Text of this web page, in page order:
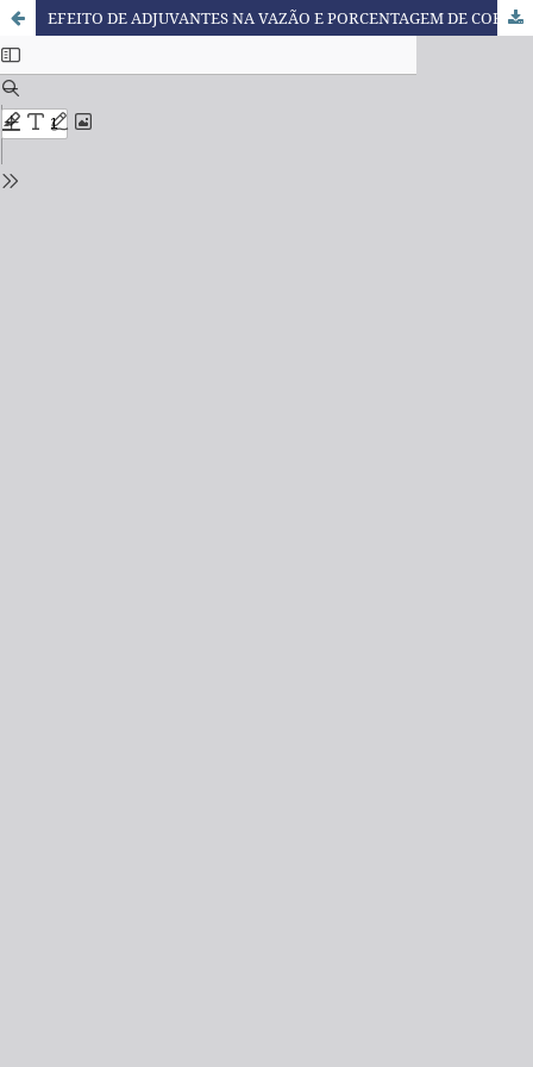
EFEITO DE ADJUVANTES NA VAZÃO E PORCENTAGEM DE COBERTURA EM PULVERIZAÇÕES